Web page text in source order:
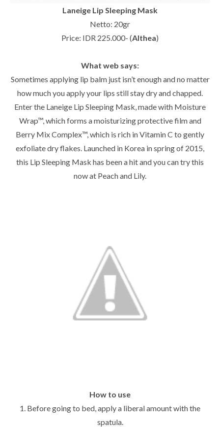
Laneige Lip Sleeping Mask
Netto: 20gr
Price: IDR 225.000- (Althea)
What web says:
Sometimes applying lip balm just isn’t enough and no matter
how much you apply your lips still stay dry and chapped.
Enter the Laneige Lip Sleeping Mask, made with Moisture
Wrap™, which forms a moisturizing protective film and
Berry Mix Complex™, which is rich in Vitamin C to gently
exfoliate dry flakes. Launched in Korea in spring of 2015,
this Lip Sleeping Mask has been a hit and you can try this
now at Peach and Lily.
How to use
1. Before going to bed, apply a liberal amount with the
spatula.